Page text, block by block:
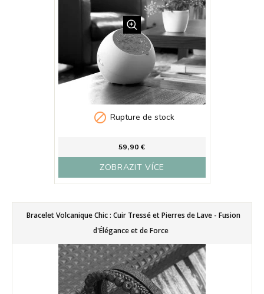
 Rupture de stock
59,90 €
ZOBRAZIT VÍCE
Bracelet Volcanique Chic : Cuir Tressé et Pierres de Lave - Fusion
d'Élégance et de Force